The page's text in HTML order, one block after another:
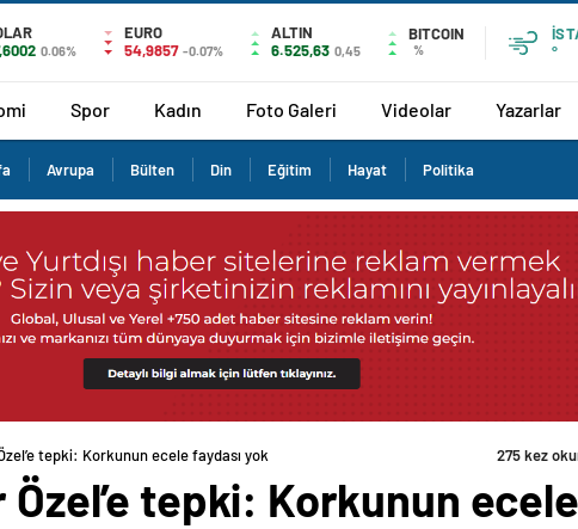
0.06%
EURO
54,9857 -0.07%
ALTIN
6.525,63 0,45
BITCOIN
%
°
Spor Kadın Foto Galeri Videolar Yazarlar
Avrupa Bülten Din Eğitim Hayat Politika
tepki: Korkunun ecele faydası yok
Özel’e tepki: Korkunun